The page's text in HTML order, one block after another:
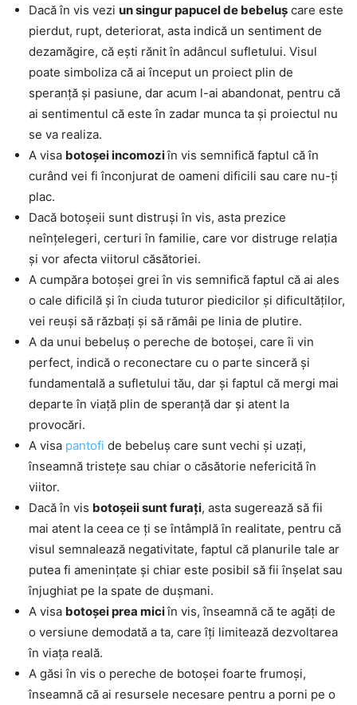
Dacă în vis vezi un singur papucel de bebeluș care este
pierdut, rupt, deteriorat, asta indică un sentiment de
dezamăgire, că ești rănit în adâncul sufletului. Visul
poate simboliza că ai început un proiect plin de
speranță și pasiune, dar acum l-ai abandonat, pentru că
ai sentimentul că este în zadar munca ta și proiectul nu
se va realiza.
A visa botoșei incomoziîn vis semnifică faptul că în
curând vei fi înconjurat de oameni dificili sau care nu-ți
plac.
Dacă botoșeii sunt distruși în vis, asta prezice
neînțelegeri, certuri în familie, care vor distruge relația
și vor afecta viitorul căsătoriei.
A cumpăra botoșei grei în vis semnifică faptul că ai ales
o cale dificilă și în ciuda tuturor piedicilor și dificultăților,
vei reuși să răzbați și să rămâi pe linia de plutire.
A da unui bebeluș o pereche de botoșei, care îi vin
perfect, indică o reconectare cu o parte sinceră și
fundamentală a sufletului tău, dar și faptul că mergi mai
departe în viață plin de speranță dar și atent la
provocări.
A visa pantofi de bebeluș care sunt vechi și uzați,
înseamnă tristețe sau chiar o căsătorie nefericită în
viitor.
Dacă în vis botoșeii sunt furați, asta sugerează să fii
mai atent la ceea ce ți se întâmplă în realitate, pentru că
visul semnalează negativitate, faptul că planurile tale ar
putea fi amenințate și chiar este posibil să fii înșelat sau
înjughiat pe la spate de dușmani.
A visa botoșei prea miciîn vis, înseamnă că te agăți de
o versiune demodată a ta, care îți limitează dezvoltarea
în viața reală.
A găsi în vis o pereche de botoșei foarte frumoși,
înseamnă că ai resursele necesare pentru a porni pe o